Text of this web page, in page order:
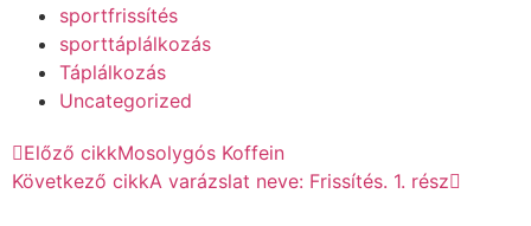
sportfrissítés
sporttáplálkozás
Táplálkozás
Uncategorized
Előző cikkMosolygós Koffein
Következő cikkA varázslat neve: Frissítés. 1. rész